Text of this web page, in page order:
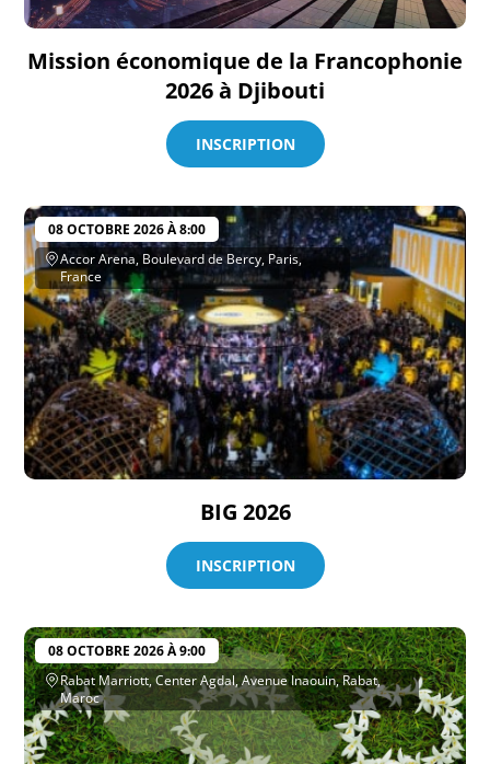
Mission économique de la Francophonie
2026 à Djibouti
INSCRIPTION
08 OCTOBRE 2026 À 8:00
Accor Arena, Boulevard de Bercy, Paris,
France
BIG 2026
INSCRIPTION
08 OCTOBRE 2026 À 9:00
Rabat Marriott, Center Agdal, Avenue Inaouin, Rabat,
Maroc